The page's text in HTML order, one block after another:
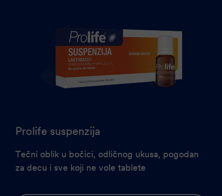
Prolife suspenzija
Tečni oblik u bočici, odličnog ukusa, pogodan
za decu i sve koji ne vole tablete